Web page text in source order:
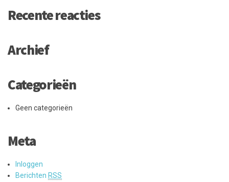
Recente reacties
Archief
Categorieën
Geen categorieën
Meta
Inloggen
Berichten RSS